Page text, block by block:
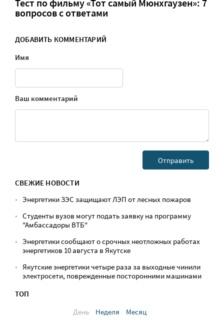
Тест по фильму «Тот самый Мюнхгаузен»: 7
вопросов с ответами
ДОБАВИТЬ КОММЕНТАРИЙ
Имя
Ваш комментарий
СВЕЖИЕ НОВОСТИ
Энергетики ЗЭС защищают ЛЭП от лесных пожаров
Студенты вузов могут подать заявку на программу
"Амбассадоры ВТБ"
Энергетики сообщают о срочных неотложных работах
энергетиков 10 августа в Якутске
Якутские энергетики четыре раза за выходные чинили
электросети, поврежденные посторонними машинами
ТОП
День
Неделя Месяц